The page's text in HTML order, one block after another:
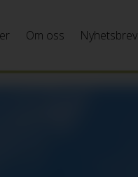
Om oss Nyhetsbrev